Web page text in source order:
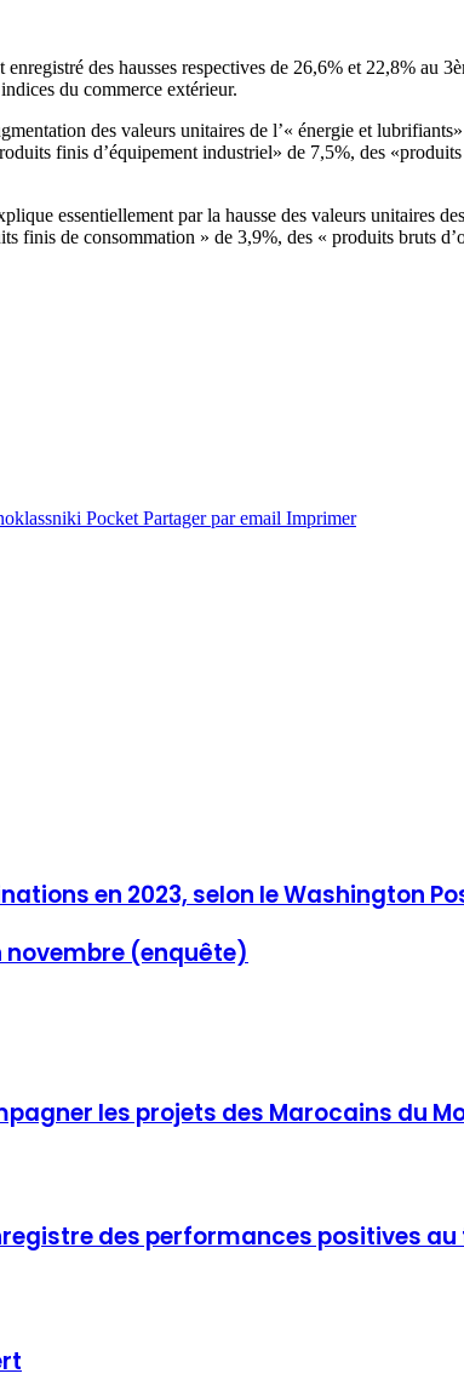
des hausses respectives de 26,6% et 22,8%
du commerce extérieur.
des valeurs unitaires de l’« énergie et
finis d’équipement industriel» de 7,5%, des
essentiellement par la hausse des valeurs unitaires
finis de consommation » de 3,9%, des « produits bruts
Pocket Partager par email Imprimer
en 2023, selon le Washington
novembre (enquête)
les projets des Marocains du
des performances positives